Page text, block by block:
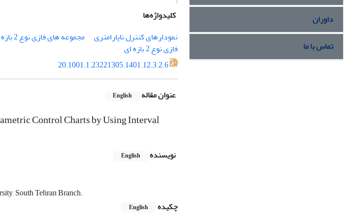
کلیدواژه‌ها
نمودارهای کنترل ناپارامتری
مجموعه ‏های فازی نوع 2 بازه ‏ای
فازی نوع 2 بازه ‏ای
20.1001.1.23221305.1401.12.3.2.6
عنوان مقاله English
Control Charts by Using Interval
نویسنده English
South Tehran Branch.
چکیده
English
داوران
تماس با ما